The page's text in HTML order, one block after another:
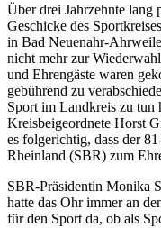
Über drei Jahrzehnte lang
Geschicke des
in Bad Neuenahr-
nicht mehr zur
und Ehrengäste waren
gebührend zu
Sport im Landkreis zu tun
Kreisbeigeordnete Horst
es folgerichtig, dass der
Rheinland (SBR) zum
SBR-Präsidentin Monika
hatte das Ohr immer an
für den Sport da, ob als